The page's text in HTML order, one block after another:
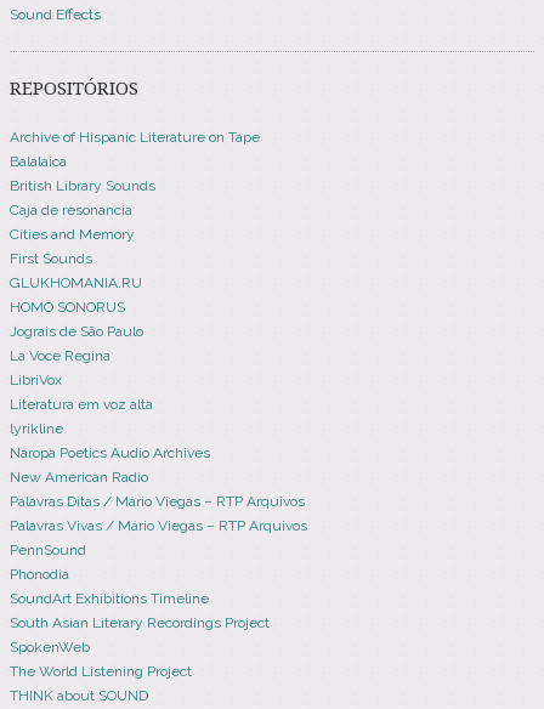
Sound Effects
REPOSITÓRIOS
Archive of Hispanic Literature on Tape
Balalaica
British Library Sounds
Caja de resonancia
Cities and Memory
First Sounds
GLUKHOMANIA.RU
HOMO SONORUS
Jograis de São Paulo
La Voce Regina
LibriVox
Literatura em voz alta
lyrikline
Naropa Poetics Audio Archives
New American Radio
Palavras Ditas / Mário Viegas – RTP Arquivos
Palavras Vivas / Mário Viegas – RTP Arquivos
PennSound
Phonodia
SoundArt Exhibitions Timeline
South Asian Literary Recordings Project
SpokenWeb
The World Listening Project
THINK about SOUND